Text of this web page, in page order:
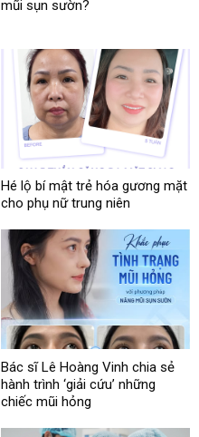
mũi sụn sườn?
Hé lộ bí mật trẻ hóa gương mặt
cho phụ nữ trung niên
Bác sĩ Lê Hoàng Vinh chia sẻ
hành trình ‘giải cứu’ những
chiếc mũi hỏng